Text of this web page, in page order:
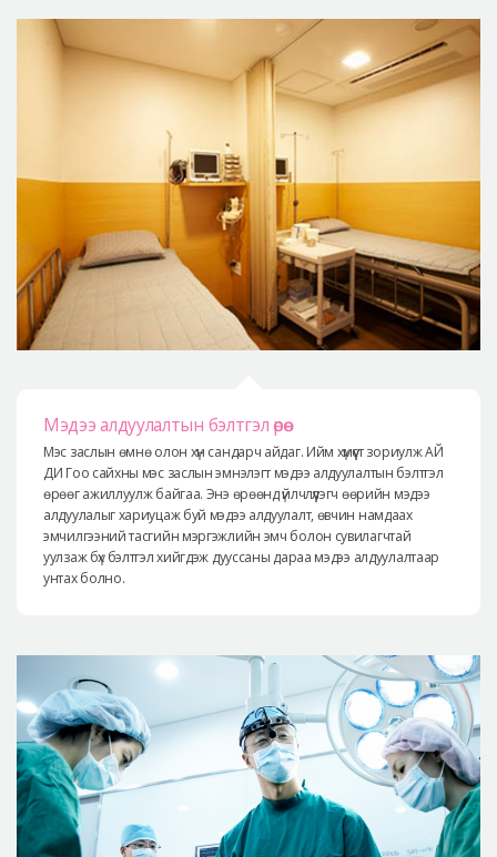
Мэдээ алдуулалтын бэлтгэл өрөө
Мэс заслын өмнө олон хүн сандарч айдаг. Ийм хүмүүст зориулж АЙ
ДИ Гоо сайхны мэс заслын эмнэлэгт мэдээ алдуулалтын бэлтгэл
өрөөг ажиллуулж байгаа. Энэ өрөөнд үйлчлүүлэгч өөрийн мэдээ
алдуулалыг хариуцаж буй мэдээ алдуулалт, өвчин намдаах
эмчилгээний тасгийн мэргэжлийн эмч болон сувилагчтай
уулзаж бүх бэлтгэл хийгдэж дууссаны дараа мэдээ алдуулалтаар
унтах болно.